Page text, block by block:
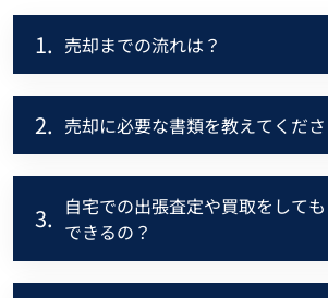
1. 売却までの流れは？
2. 売却に必要な書類を教えてくださ
3. 自宅での出張査定や買取をして
できるの？